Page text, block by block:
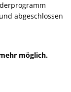
abgeschlossen
möglich.